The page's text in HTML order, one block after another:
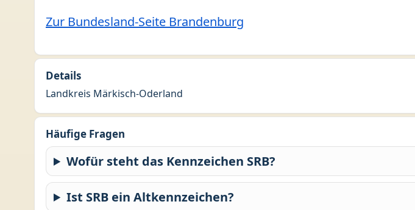
Zur Bundesland-Seite Brandenburg
Details
Landkreis Märkisch-Oderland
Häufige Fragen
Wofür steht das Kennzeichen SRB?
Ist SRB ein Altkennzeichen?